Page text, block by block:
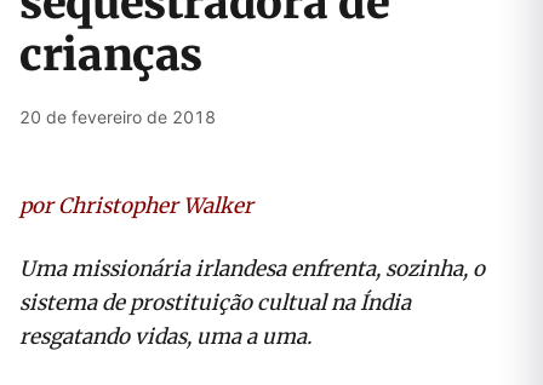
crianças
20 de fevereiro de 2018
por Christopher Walker
Uma missionária irlandesa enfrenta, sozinha, o
sistema de prostituição cultual na Índia
resgatando vidas, uma a uma.